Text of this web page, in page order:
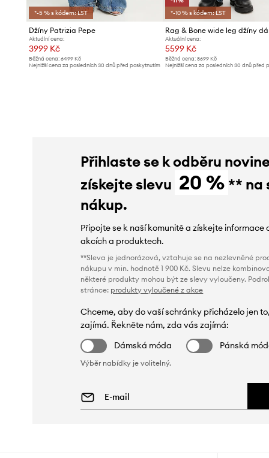
*-5 % s kódem: LST
Džíny Patrizia Pepe
Aktuální cena:
3999 Kč
Běžná cena: 6499 Kč
Nejnižší cena za posledních 30 dnů před poskytnutím
*-10 % s kódem: LST
Aktuální cena:
5599 Kč
Běžná cena:8699 Kč
Nejnižší cena za posledních 30 dnů před
Přihlaste se k odběru
získejte slevu 20 % ** na
nákup.
Připojte se k naší komunitě a získejte informace
akcích a produktech.
**Sleva je jednorázová, vztahuje se na nezlevněné
nákupu v min. hodnotě 1 900 Kč. Slevu nelze
některé produkty mohou být ze slevy vyloučeny.
stránce: produkty vyloučené z akce
Chceme, aby do vaší schránky přicházelo jen
zajímá. Řekněte nám, zda vás zajímá:
Dámská móda
Pánská
Výběr nabídky je volitelný.